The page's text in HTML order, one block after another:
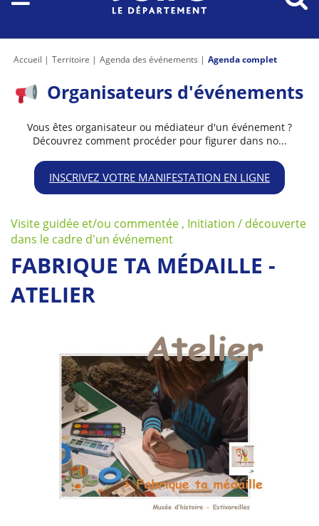
Accueil Territoire Agenda des événements Agenda complet
Organisateurs d'événements
Vous êtes organisateur ou médiateur d'un événement ?
Découvrez comment procéder pour figurer dans no...
INSCRIVEZ VOTRE MANIFESTATION EN LIGNE
Visite guidée et/ou commentée , Initiation / découverte
dans le cadre d'un événement
FABRIQUE TA MÉDAILLE -
ATELIER